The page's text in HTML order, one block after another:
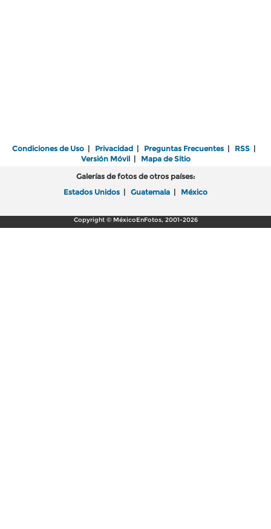
Condiciones de Uso | Privacidad | Preguntas Frecuentes | RSS |
Versión Móvil| Mapa de Sitio
Galerías de fotos de otros países:
Estados Unidos | Guatemala | México
Copyright © MéxicoEnFotos, 2001-2026